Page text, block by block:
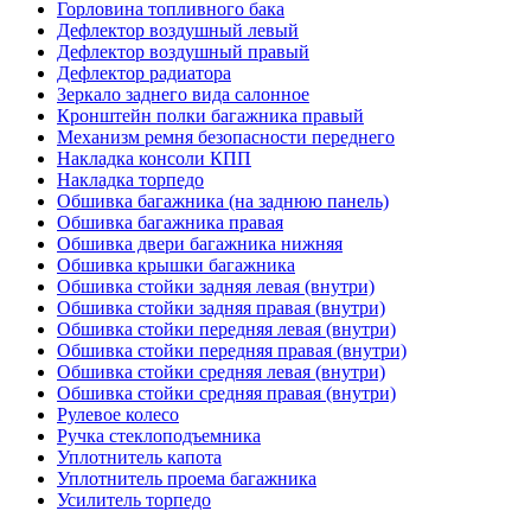
Горловина топливного бака
Дефлектор воздушный левый
Дефлектор воздушный правый
Дефлектор радиатора
Зеркало заднего вида салонное
Кронштейн полки багажника правый
Механизм ремня безопасности переднего
Накладка консоли КПП
Накладка торпедо
Обшивка багажника (на заднюю панель)
Обшивка багажника правая
Обшивка двери багажника нижняя
Обшивка крышки багажника
Обшивка стойки задняя левая (внутри)
Обшивка стойки задняя правая (внутри)
Обшивка стойки передняя левая (внутри)
Обшивка стойки передняя правая (внутри)
Обшивка стойки средняя левая (внутри)
Обшивка стойки средняя правая (внутри)
Рулевое колесо
Ручка стеклоподъемника
Уплотнитель капота
Уплотнитель проема багажника
Усилитель торпедо